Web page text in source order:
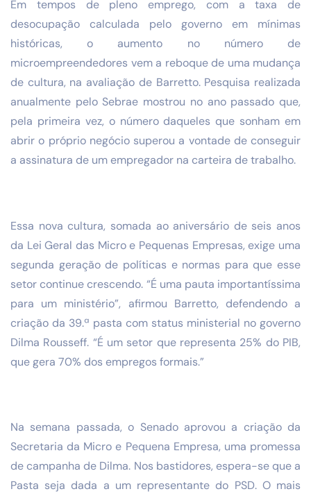
Em tempos de pleno emprego, com a taxa de
desocupação calculada pelo governo em mínimas
históricas, o aumento no número de
microempreendedores vem a reboque de uma mudança
de cultura, na avaliação de Barretto. Pesquisa realizada
anualmente pelo Sebrae mostrou no ano passado que,
pela primeira vez, o número daqueles que sonham em
abrir o próprio negócio superou a vontade de conseguir
a assinatura de um empregador na carteira de trabalho.
Essa nova cultura, somada ao aniversário de seis anos
da Lei Geral das Micro e Pequenas Empresas, exige uma
segunda geração de políticas e normas para que esse
setor continue crescendo. “É uma pauta importantíssima
para um ministério”, afirmou Barretto, defendendo a
criação da 39.ª pasta com status ministerial no governo
Dilma Rousseff. “É um setor que representa 25% do PIB,
que gera 70% dos empregos formais.”
Na semana passada, o Senado aprovou a criação da
Secretaria da Micro e Pequena Empresa, uma promessa
de campanha de Dilma. Nos bastidores, espera-se que a
Pasta seja dada a um representante do PSD. O mais